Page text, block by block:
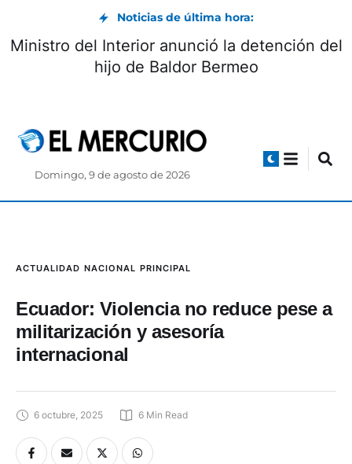
Noticias de última hora:
Vía Biblián-Zhud: circulación controlada
durante el feriado de agosto
Domingo, 9 de agosto de 2026
ACTUALIDAD NACIONAL PRINCIPAL
Ecuador: Violencia no reduce pese a
militarización y asesoría
internacional
6 octubre, 2025 6 Min Read